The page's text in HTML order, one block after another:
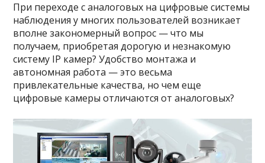
При переходе с аналоговых на цифровые системы
наблюдения у многих пользователей возникает
вполне закономерный вопрос — что мы
получаем, приобретая дорогую и незнакомую
систему IP камер? Удобство монтажа и
автономная работа — это весьма
привлекательные качества, но чем еще
цифровые камеры отличаются от аналоговых?